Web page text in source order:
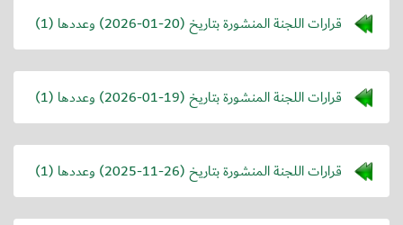
قرارات اللجنة المنشورة بتاريخ (2026-01-20) وعددها (1)
قرارات اللجنة المنشورة بتاريخ (2026-01-19) وعددها (1)
قرارات اللجنة المنشورة بتاريخ (2025-11-26) وعددها (1)